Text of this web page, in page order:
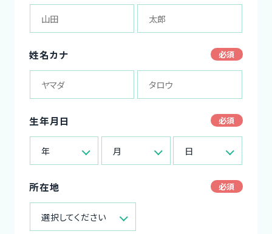
姓名カナ
生年月日
年 月 日
所在地
選択してください